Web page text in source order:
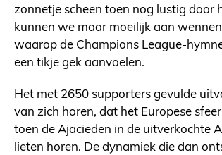
zonnetje scheen toen nog lustig door
kunnen we maar moeilijk aan
waarop de Champions League-
een tikje gek aanvoelen.
Het met 2650 supporters gevulde
van zich horen, dat het Europese
toen de Ajacieden in de uitverkochte
lieten horen. De dynamiek die dan